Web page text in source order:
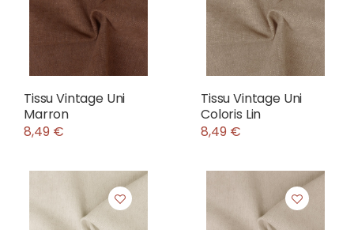
Tissu Vintage Uni
Marron
8,49 €
Tissu Vintage Uni
Coloris Lin
8,49 €